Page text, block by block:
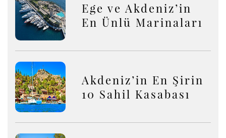
Ege ve Akdeniz’in
En Ünlü Marinaları
Akdeniz’in En Şirin
10 Sahil Kasabası